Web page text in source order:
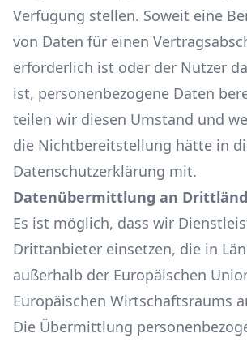
Verfügung stellen. Soweit eine
von Daten für einen
erforderlich ist oder der Nutzer
ist, personenbezogene Daten
teilen wir diesen Umstand und
die Nichtbereitstellung hätte in
Datenschutzerklärung mit.
Datenübermittlung an
Es ist möglich, dass wir
Drittanbieter einsetzen, die in
außerhalb der Europäischen
Europäischen Wirtschaftsraums
Die Übermittlung